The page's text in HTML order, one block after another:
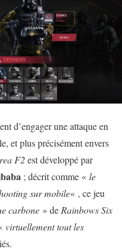
d’engager une attaque en
et plus précisément envers
F2est développé par
; décrit comme « le
sur mobile« , ce jeu
carbone » deRainbows Six
virtuellement tout les